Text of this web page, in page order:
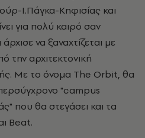
Ι.Πάγκα-Κηφισίας και
για πολύ καιρό σαν
να ξαναχτίζεται με
την αρχιτεκτονική
Με το όνομα The Orbit, θα
"campus
που θα στεγάσει και τα
Beat.